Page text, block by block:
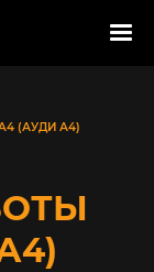
(АУДИ А4)